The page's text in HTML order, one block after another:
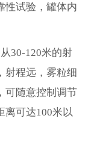
性试验，罐体内
30-120米的射
射程远，雾粒细
可随意控制调节
离可达100米以